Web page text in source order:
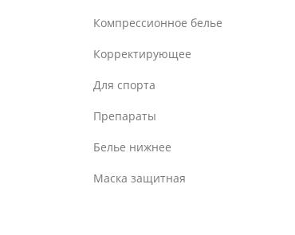
Компрессионное белье
Корректирующее
Для спорта
Препараты
Белье нижнее
Маска защитная